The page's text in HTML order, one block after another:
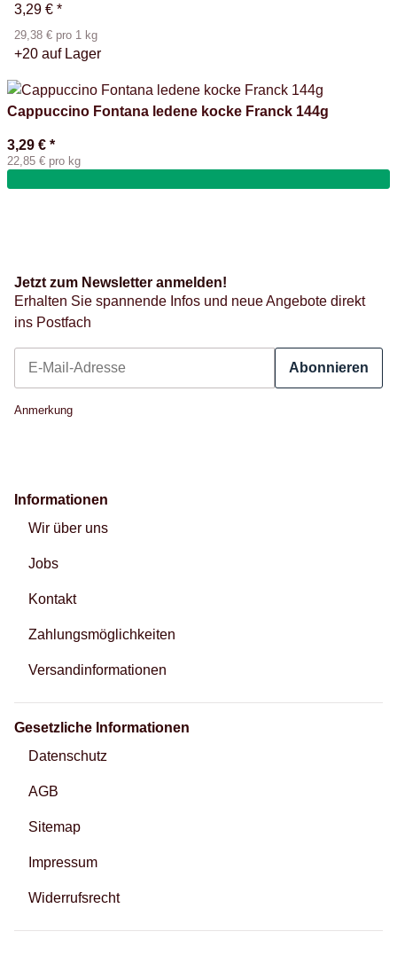
3,29 € *
29,38 € pro 1 kg
+20 auf Lager
Cappuccino Fontana ledene kocke Franck 144g
3,29 € *
22,85 € pro kg
Jetzt zum Newsletter anmelden!
Erhalten Sie spannende Infos und neue Angebote direkt
ins Postfach
Abonnieren
Anmerkung
Informationen
Wir über uns
Jobs
Kontakt
Zahlungsmöglichkeiten
Versandinformationen
Gesetzliche Informationen
Datenschutz
AGB
Sitemap
Impressum
Widerrufsrecht